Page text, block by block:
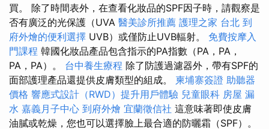
買。 除了時間表外，在查看化妝品的SPF因子時，請觀察是
否有廣泛的光保護（UVA 醫美診所推薦 護理之家 台北 到
府外燴的便利選擇 UVB）或僅防止UVB輻射。 免費按摩入
門課程 韓國化妝品產品包含指示的PA指數（PA，PA，
PA，PA）。 台中養生療程 除了防護過濾器外，帶有SPF的
面部護理產品還提供皮膚類型的組成。 柬埔寨簽證 助聽器
價格 響應式設計（RWD）提升用戶體驗 兒童眼科 房屋 漏
水 嘉義月子中心 到府外燴 宜蘭徵信社 這意味著即使皮膚
油膩或乾燥，您也可以選擇臉上最合適的防曬霜（SPF）。